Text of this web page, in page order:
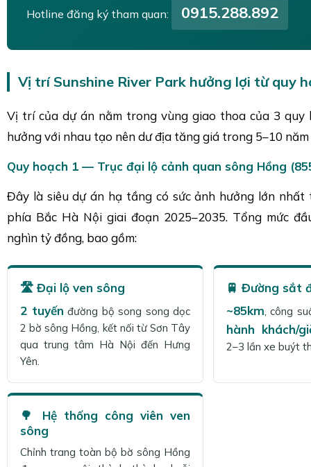
Hotline đăng ký tham quan: 0915.288.892
Vị trí Sunshine River Park hưởng lợi từ quy
Vị trí của dự án nằm trong vùng giao thoa của 3
hưởng với nhau tạo nên dư địa tăng giá trong 5–10
Quy hoạch 1 — Trục đại lộ cảnh quan sông Hồng
Đây là siêu dự án hạ tầng có sức ảnh hưởng lớn
phía Bắc Hà Nội giai đoạn 2025–2035. Tổng mức
nghìn tỷ đồng, bao gồm:
🛣️ Đại lộ ven sông
2 tuyến đường bộ song song dọc
2 bờ sông Hồng, kết nối từ Sơn Tây
qua trung tâm Hà Nội đến Hưng
Yên.
🚆 Đường sắt
~85km , công
hành khách/
2–3 lần xe buýt
🌳 Hệ thống công viên ven
sông
Chỉnh trang toàn bộ bờ sông Hồng